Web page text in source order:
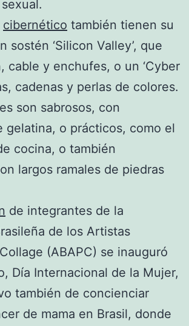
cibernético también tienen su
sostén ‘Silicon Valley’, que
cable y enchufes, o un ‘Cyber
cadenas y perlas de colores.
son sabrosos, con
gelatina, o prácticos, como el
cocina, o también
largos ramales de piedras
de integrantes de la
de los Artistas
(ABAPC) se inauguró
Día Internacional de la Mujer,
también de concienciar
de mama en Brasil, donde